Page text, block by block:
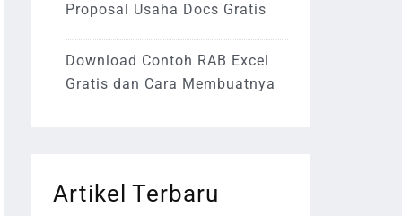
Proposal Usaha Docs Gratis
Download Contoh RAB Excel
Gratis dan Cara Membuatnya
Artikel Terbaru